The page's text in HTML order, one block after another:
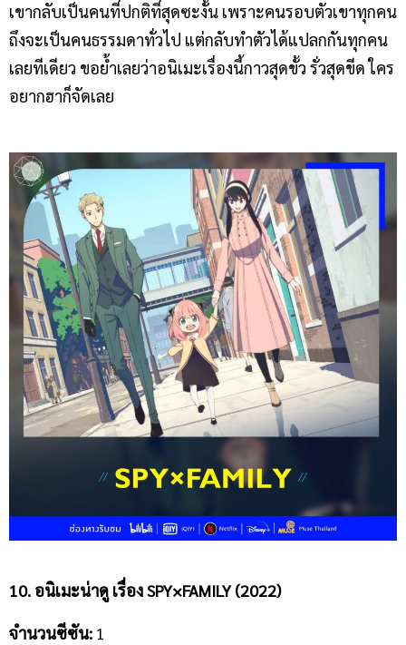
เขากลับเป็นคนที่ปกติที่สุดซะงั้น เพราะคนรอบตัวเขาทุกคน
ถึงจะเป็นคนธรรมดาทั่วไป แต่กลับทำตัวได้แปลกกันทุกคน
เลยทีเดียว ขอย้ำเลยว่าอนิเมะเรื่องนี้กาวสุดขั้ว รั่วสุดขีด ใคร
อยากฮาก็จัดเลย
10. อนิเมะน่าดู เรื่องSPY×FAMILY (2022)
จำนวนซีซัน: 1